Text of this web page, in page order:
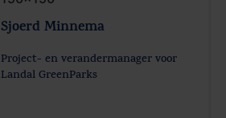
Sjoerd Minnema
Project- en verandermanager voor
Landal GreenParks